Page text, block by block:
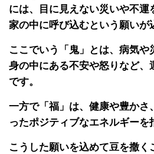
には、目に見えない災いや不運
家の中に呼び込むという願いが
ここでいう「鬼」とは、病気や
身の中にある不安や怒りなど、
です。
一方で「福」は、健康や豊かさ
ったポジティブなエネルギーを
こうした願いを込めて豆を撒く